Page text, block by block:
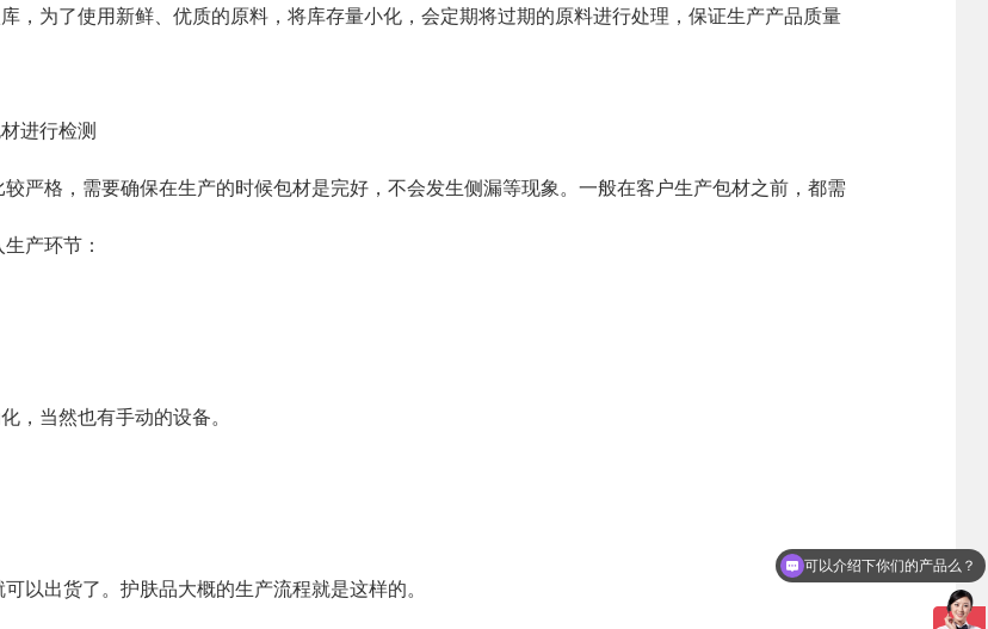
® 集团简介 赛美化妆品 招贤纳士
为了使用新鲜、优质的原料，将库存量小化，会定期将过期的原料进行处理，保证生产产品质量
进行检测
格，需要确保在生产的时候包材是完好，不会发生侧漏等现象。一般在客户生产包材之前，都需
产环节：
当然也有手动的设备。
出货了。护肤品大概的生产流程就是这样的。
可以介绍下你们的产品么？